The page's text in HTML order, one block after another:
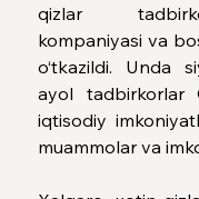
qizlar
kompaniyasi va
o‘tkazildi. Unda
ayol tadbirkorlar
iqtisodiy
muammolar va